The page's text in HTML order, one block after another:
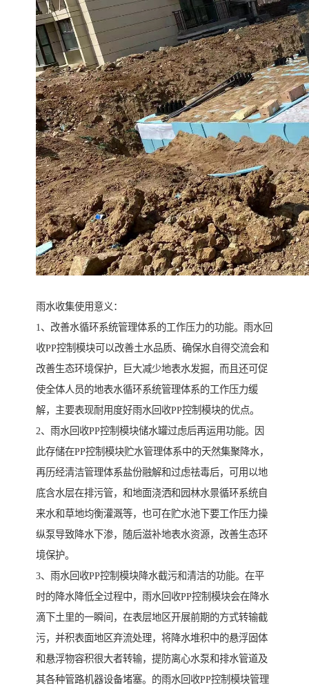
雨水收集使用意义：
1、改善水循环系统管理体系的工作压力的功能。雨水回
收PP控制模块可以改善土水品质、确保水自得交流会和
改善生态环境保护，巨大减少地表水发掘，而且还可促
使全体人员的地表水循环系统管理体系的工作压力缓
解，主要表现耐用度好雨水回收PP控制模块的优点。
2、雨水回收PP控制模块储水罐过虑后再运用功能。因
此存储在PP控制模块贮水管理体系中的天然集聚降水，
再历经清洁管理体系盐份融解和过虑祛毒后，可用以地
底含水层在排污管，和地面浇洒和园林水景循环系统自
来水和草地均衡灌溉等，也可在贮水池下要工作压力操
纵泵导致降水下渗，随后滋补地表水资源，改善生态环
境保护。
3、雨水回收PP控制模块降水截污和清洁的功能。在平
时的降水降低全过程中，雨水回收PP控制模块会在降水
滴下土里的一瞬间，在表层地区开展前期的方式转输截
污，并积表面地区弃流处理，将降水堆积中的悬浮固体
和悬浮物容积很大者转输，提防离心水泵和排水管道及
其各种管路机器设备堵塞。的雨水回收PP控制模块管理